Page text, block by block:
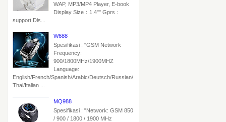
WAP, MP3/MP4 Player, E-book
Display Size：1.4"" Gprs：
support Dis...
W688
Spesifikasi : "GSM Network
Frequency:
900/1800MHz/1900MHZ
Language:
English/French/Spanish/Arabic/Deutsch/Russian/
Thai/Italian ...
MQ988
Spesifikasi : "Network: GSM 850
/ 900 / 1800 / 1900 MHz